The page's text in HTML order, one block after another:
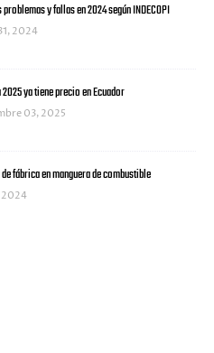
y fallas en 2024 según INDECOPI
2024
ya tiene precio en Ecuador
03, 2025
fábrica en manguera de combustible
2024